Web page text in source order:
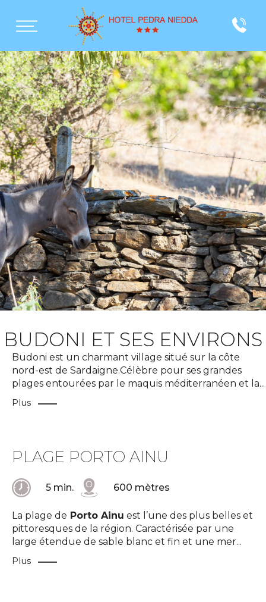
BUDONI ET SES ENVIRONS
Budoni est un charmant village situé sur la côte
nord-est de Sardaigne.Célèbre pour ses grandes
plages entourées par le maquis méditerranéen et la...
Plus
PLAGE PORTO AINU
5 min. 600 mètres
La plage de Porto Ainu est l’une des plus belles et
pittoresques de la région. Caractérisée par une
large étendue de sable blanc et fin et une mer...
Plus